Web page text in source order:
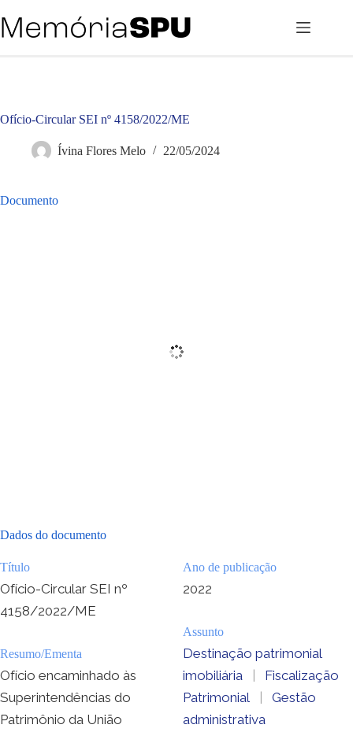
para
o
Ofício-Circular SEI nº 4158/2022/ME
Ívina Flores Melo 22/05/2024
Documento
Dados do documento
Título
Ofício-Circular SEI nº
4158/2022/ME
Resumo/Ementa
Ofício encaminhado às
Superintendências do
Patrimônio da União
Ano de publicação
2022
Assunto
Destinação patrimonial
imobiliária
|
Fiscalização
Patrimonial
|
Gestão
administrativa